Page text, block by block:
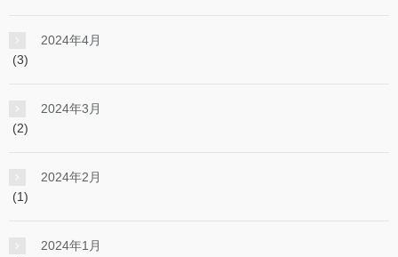
2024年4月
(3)
2024年3月
(2)
2024年2月
(1)
2024年1月